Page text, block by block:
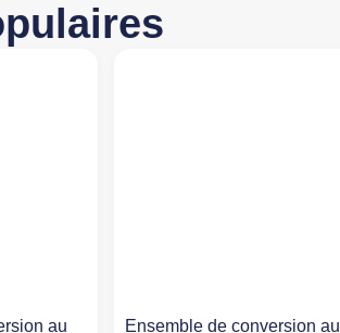
au
Ensemble de conversion au